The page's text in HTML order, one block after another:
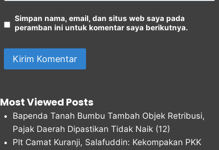
Simpan nama, email, dan situs web saya pada
peramban ini untuk komentar saya berikutnya.
Most Viewed Posts
Bapenda Tanah Bumbu Tambah Objek Retribusi,
Pajak Daerah Dipastikan Tidak Naik (12)
Plt Camat Kuranji, Salafuddin: Kekompakan PKK